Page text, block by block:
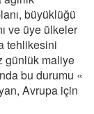
büyüklüğü
ve üye ülkeler
tehlikesini
günlük maliye
bu durumu «
Avrupa için